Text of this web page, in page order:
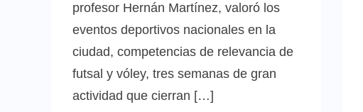
profesor Hernán Martínez, valoró los
eventos deportivos nacionales en la
ciudad, competencias de relevancia de
futsal y vóley, tres semanas de gran
actividad que cierran […]